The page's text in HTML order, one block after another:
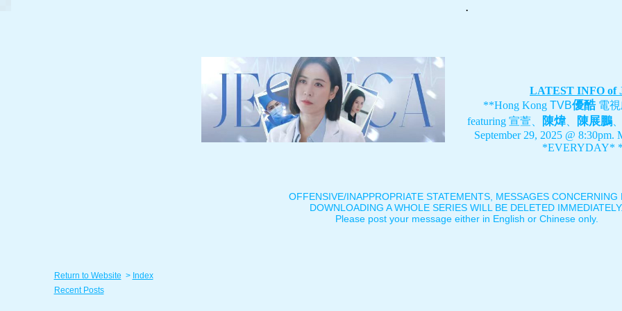
.
LATEST INFO of
**Hong Kong TVB優酷電視
featuring 宣萱、 陳煒、 陳展鵬
September 29, 2025 @ 8:30pm.
*EVERYDAY*
OFFENSIVE/INAPPROPRIATE STATEMENTS, MESSAGES CONCERNING
DOWNLOADING A WHOLE SERIES WILL BE DELETED
Please post your message either in English or Chinese only.
Return to Website > Index
Recent Posts